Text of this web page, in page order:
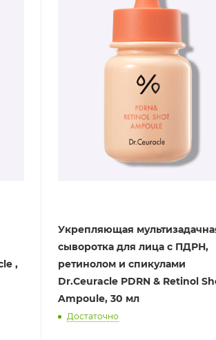
,
Укрепляющая
сыворотка для лица с ПДРН,
ретинолом и спикулами
Dr.Ceuracle PDRN & Retinol
Ampoule, 30 мл
Достаточно